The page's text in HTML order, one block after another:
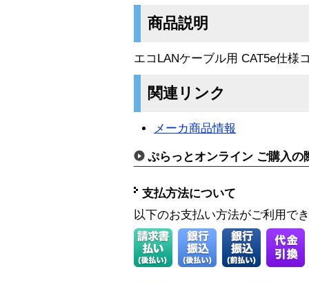
商品説明
エコLANケーブル用 CAT5e仕様
関連リンク
メーカ商品情報
ぷらっとオンライン ご購入の
支払方法について
以下のお支払い方法がご利用で